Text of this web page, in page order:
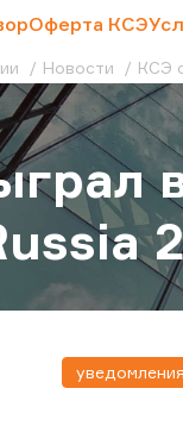
Оферта КСЭ
Новости КСЭ
уведомления